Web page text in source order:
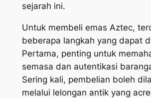
sejarah ini.
Untuk membeli emas Aztec,
beberapa langkah yang dapat
Pertama, penting untuk
semasa dan autentikasi
Sering kali, pembelian boleh
melalui lelongan antik yang